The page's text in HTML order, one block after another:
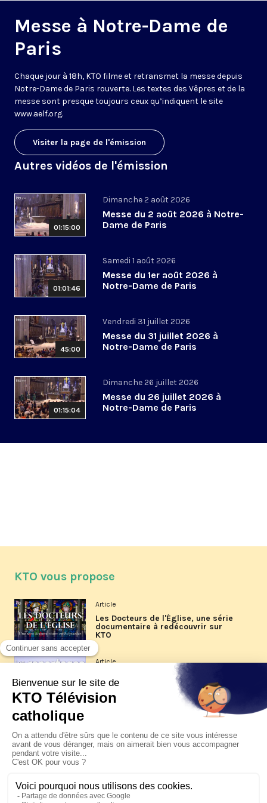
Messe à Notre-Dame de
Paris
Chaque jour à 18h, KTO filme et retransmet la messe depuis
Notre-Dame de Paris rouverte. Les textes des Vêpres et de la
messe sont presque toujours ceux qu’indiquent le site
www.aelf.org.
Visiter la page de l'émission
Autres vidéos de l'émission
01:15:00
Dimanche 2 août 2026
Messe du 2 août 2026 à Notre-
Dame de Paris
01:01:46
Samedi 1 août 2026
Messe du 1er août 2026 à
Notre-Dame de Paris
45:00
Vendredi 31 juillet 2026
Messe du 31 juillet 2026 à
Notre-Dame de Paris
01:15:04
Dimanche 26 juillet 2026
Messe du 26 juillet 2026 à
Notre-Dame de Paris
KTO vous propose
Article
Les Docteurs de l'Église, une série
documentaire à redécouvrir sur
KTO
Article
Les reportages d'été 2026 de KTO
La visite pastorale du pape Léon
XIV à Assise à suivre sur KTO le
jeudi 6 août
Le pape en Uruguay, Argentine et
Pérou du 6 au 17 novembre 2026